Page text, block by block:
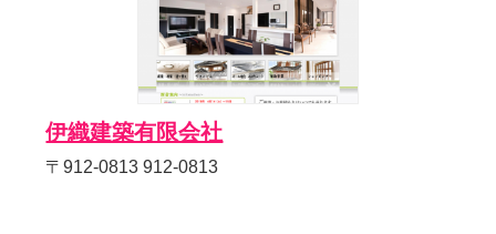
伊織建築有限会社
〒912-0813 912-0813